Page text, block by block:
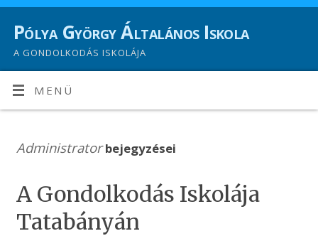
Pólya György Általános Iskola
A GONDOLKODÁS ISKOLÁJA
MENÜ
Administratorbejegyzései
A Gondolkodás Iskolája
Tatabányán